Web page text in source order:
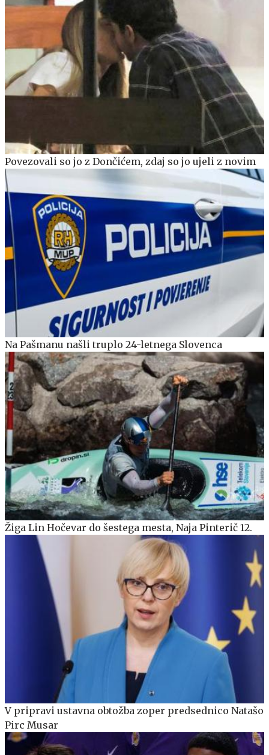
Povezovali so jo z Dončićem, zdaj so jo ujeli z novim
Na Pašmanu našli truplo 24-letnega Slovenca
Žiga Lin Hočevar do šestega mesta, Naja Pinterič 12.
V pripravi ustavna obtožba zoper predsednico Natašo
Pirc Musar